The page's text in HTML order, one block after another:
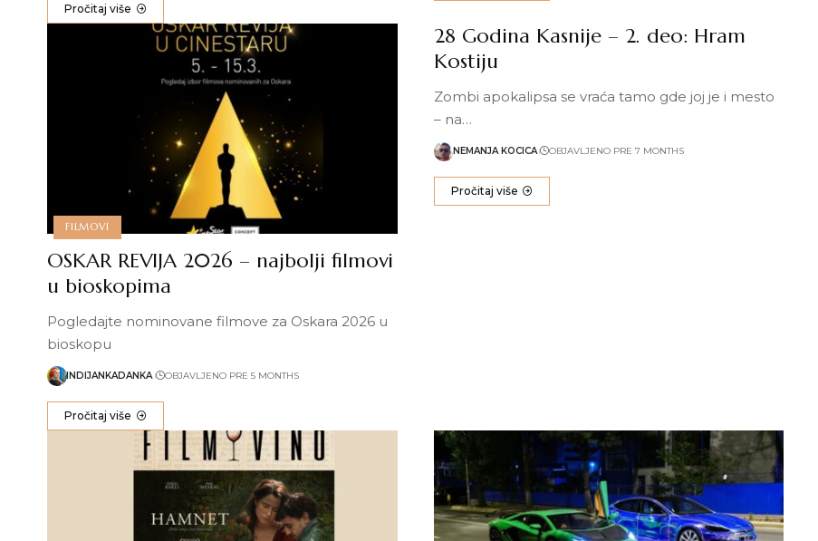
Pročitaj više
FILMOVI
OSKAR REVIJA 2026 – najbolji filmovi
u bioskopima
Pogledajte nominovane filmove za Oskara 2026 u
bioskopu
INDIJANKADANKA OBJAVLJENO PRE 5 MONTHS
Pročitaj više
28 Godina Kasnije – 2. deo: Hram
Kostiju
Zombi apokalipsa se vraća tamo gde joj je i mesto
– na…
NEMANJA KOCICA OBJAVLJENO PRE 7 MONTHS
Pročitaj više